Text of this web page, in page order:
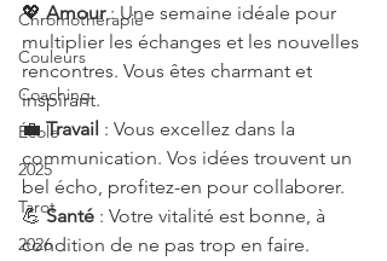
Chromothérapie
Couleurs
Coaching
École
2025
Tarot
2026
💖 Amour : Une semaine idéale pour
multiplier les échanges et les nouvelles
rencontres. Vous êtes charmant et
inspirant.
💼 Travail : Vous excellez dans la
communication. Vos idées trouvent un
bel écho, profitez-en pour collaborer.
💪 Santé : Votre vitalité est bonne, à
condition de ne pas trop en faire.